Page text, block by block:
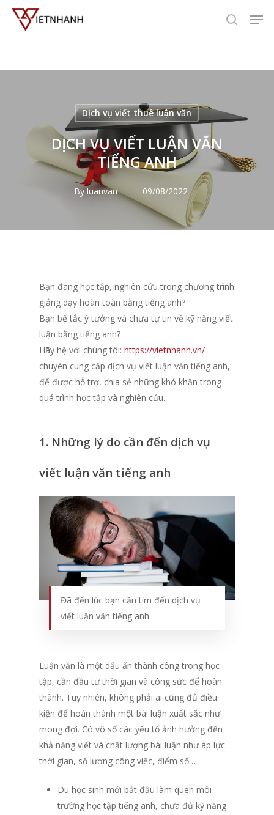
dịch vụ viết luận văn tiếng anh là dịch vụ cung cấp viết luận án đồ án
tốt nghiệp, luận văn thạc sỹ, luận văn tiến sỹ bằng tiếng anh
Skip
search
Dịch vụ viết thuê luận văn
DỊCH VỤ VIẾT LUẬN VĂN
TIẾNG ANH
By luanvan 09/08/2022
Bạn đang học tập, nghiên cứu trong chương trình
giảng dạy hoàn toàn bằng tiếng anh?
Bạn bế tắc ý tưởng và chưa tự tin về kỹ năng viết
luận bằng tiếng anh?
Hãy hệ với chúng tôi: https://vietnhanh.vn/
chuyên cung cấp dịch vụ viết luận văn tiếng anh,
để được hỗ trợ, chia sẻ những khó khăn trong
quá trình học tập và nghiên cứu.
1. Những lý do cần đến dịch vụ
viết luận văn tiếng anh
Đã đến lúc bạn cần tìm đến dịch vụ
viết luận văn tiếng anh
Luận văn là một dấu ấn thành công trong học
tập, cần đầu tư thời gian và công sức để hoàn
thành. Tuy nhiên, không phải ai cũng đủ điều
kiện để hoàn thành một bài luận xuất sắc như
mong đợi. Có vô số các yếu tố ảnh hưởng đến
khả năng viết và chất lượng bài luận như áp lực
thời gian, số lượng công việc, điểm số…
Du học sinh mới bắt đầu làm quen môi
trường học tập tiếng anh, chưa đủ kỹ năng